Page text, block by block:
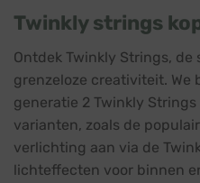
Twinkly strings
Ontdek Twinkly Strings,
grenzeloze creativiteit. We
generatie 2 Twinkly Strings
varianten, zoals de
verlichting aan via de
lichteffecten voor binnen